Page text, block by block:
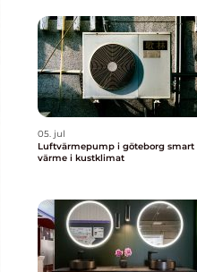
05. jul
Luftvärmepump i göteborg smart
värme i kustklimat